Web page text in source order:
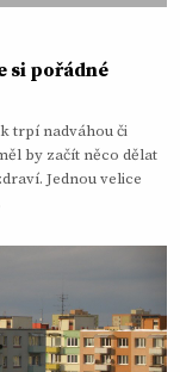
si pořádné
trpí nadváhou či
by začít něco dělat
Jednou velice